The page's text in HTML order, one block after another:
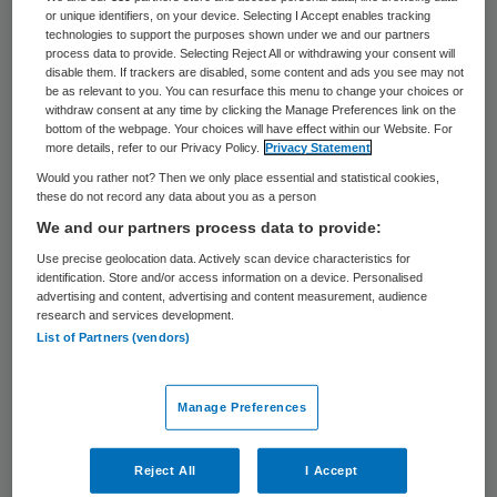
Het schandaal rond orgaandonaties in
Duitsland dijt uit. Het academisch
ziekenhuis in München heeft woensdag
toegegeven dat zeker in één geval
laboratoriumgegevens zijn gemanipuleerd.
Artsen hebben de gegevens van bepaalde
patiënten aangepast, zodat ze sneller een
donororgaan kregen.De uitkomst van een
bloedtest was zo aangepast dat iemand op
een wachtlijst sneller aan de beurt was.
Eerder was al bekend dat een arts in
Regenburg en Göttingen gegevens had
vervalst zodat zijn patiënten sneller een
nieuwe lever kregen. Minister van
or unique identifiers, on your device. Selecting I Accept enables tracking
technologies to support the purposes shown under we and our partners
process data to provide. Selecting Reject All or withdrawing your consent will
disable them. If trackers are disabled, some content and ads you see may not
be as relevant to you. You can resurface this menu to change your choices or
withdraw consent at any time by clicking the Manage Preferences link on the
bottom of the webpage. Your choices will have effect within our Website. For
more details, refer to our Privacy Policy.
Privacy Statement
Would you rather not? Then we only place essential and statistical cookies,
these do not record any data about you as a person
We and our partners process data to provide:
Use precise geolocation data. Actively scan device characteristics for
identification. Store and/or access information on a device. Personalised
advertising and content, advertising and content measurement, audience
research and services development.
List of Partners (vendors)
Manage Preferences
Reject All I Accept